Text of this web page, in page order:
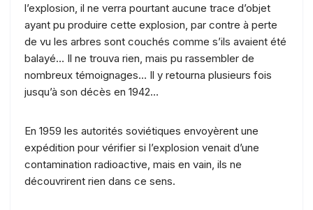
l’explosion, il ne verra pourtant aucune trace d’objet
ayant pu produire cette explosion, par contre à perte
de vu les arbres sont couchés comme s’ils avaient été
balayé… Il ne trouva rien, mais pu rassembler de
nombreux témoignages… Il y retourna plusieurs fois
jusqu’à son décès en 1942…
En 1959 les autorités soviétiques envoyèrent une
expédition pour vérifier si l’explosion venait d’une
contamination radioactive, mais en vain, ils ne
découvrirent rien dans ce sens.